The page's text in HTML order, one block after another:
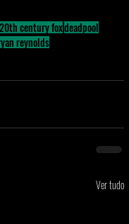
20th century foxdeadpool
reynolds
Ver tudo